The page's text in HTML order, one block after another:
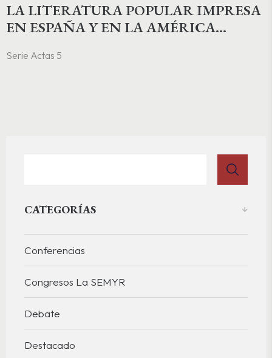
LA LITERATURA POPULAR IMPRESA
EN ESPAÑA Y EN LA AMÉRICA
GÉNEROS, FUNCIONES, DIFUSIÓN,
Serie Actas 5
CATEGORÍAS
Conferencias
Congresos La SEMYR
Debate
Destacado